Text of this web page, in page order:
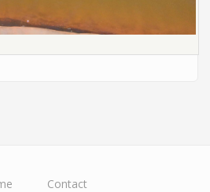
Contact